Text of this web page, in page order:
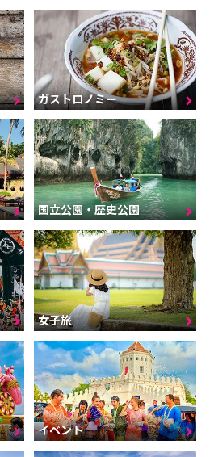
ガストロノミー
国立公園・歴史公園
女子旅
イベント